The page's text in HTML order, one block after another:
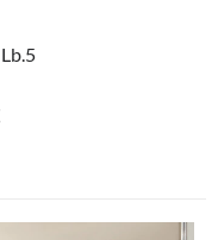
Lb.5